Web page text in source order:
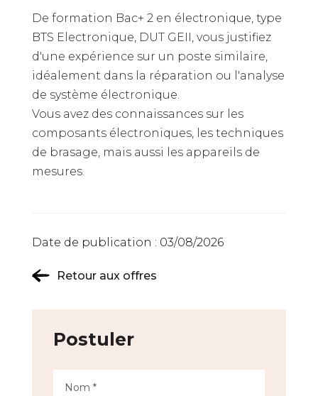
De formation Bac+ 2 en électronique, type
BTS Electronique, DUT GEII, vous justifiez
d'une expérience sur un poste similaire,
idéalement dans la réparation ou l'analyse
de système électronique.
Vous avez des connaissances sur les
composants électroniques, les techniques
de brasage, mais aussi les appareils de
mesures.
Date de publication : 03/08/2026
Retour aux offres
Postuler